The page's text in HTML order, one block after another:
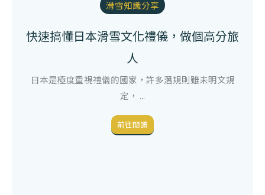
滑雪知識分享
快速搞懂日本滑雪文化禮儀，做個高分旅
人
日本是極度重視禮儀的國家，許多潛規則雖未明文規
定， ...
前往閱讀